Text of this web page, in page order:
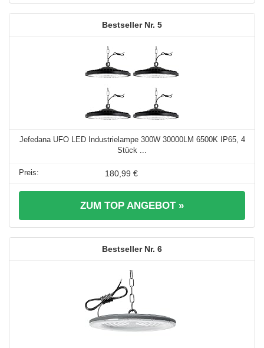
5
Jefedana UFO LED Industrielampe 300W 30000LM 6500K IP65, 4
Stück ...
180,99 €
ZUM TOP ANGEBOT »
6